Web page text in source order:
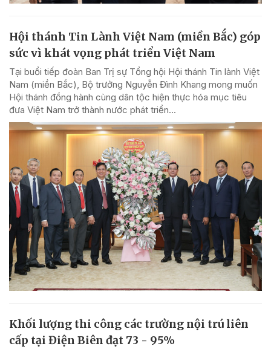
Hội thánh Tin Lành Việt Nam (miền Bắc) góp
sức vì khát vọng phát triển Việt Nam
Tại buổi tiếp đoàn Ban Trị sự Tổng hội Hội thánh Tin lành Việt
Nam (miền Bắc), Bộ trưởng Nguyễn Đình Khang mong muốn
Hội thánh đồng hành cùng dân tộc hiện thực hóa mục tiêu
đưa Việt Nam trở thành nước phát triển...
Khối lượng thi công các trường nội trú liên
cấp tại Điện Biên đạt 73 - 95%